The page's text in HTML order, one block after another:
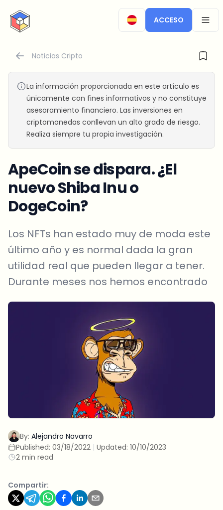
CryptoTicker
ACCESO
Noticias Cripto
La información proporcionada en este artículo es
únicamente con fines informativos y no constituye
asesoramiento financiero. Las inversiones en
criptomonedas conllevan un alto grado de riesgo.
Realiza siempre tu propia investigación.
ApeCoin se dispara. ¿El
nuevo Shiba Inu o
DogeCoin?
Los NFTs han estado muy de moda este
último año y es normal dada la gran
utilidad real que pueden llegar a tener.
Durante meses nos hemos encontrado
By: Alejandro Navarro
Published: 03/18/2022 | Updated: 10/10/2023
2 min read
Compartir: